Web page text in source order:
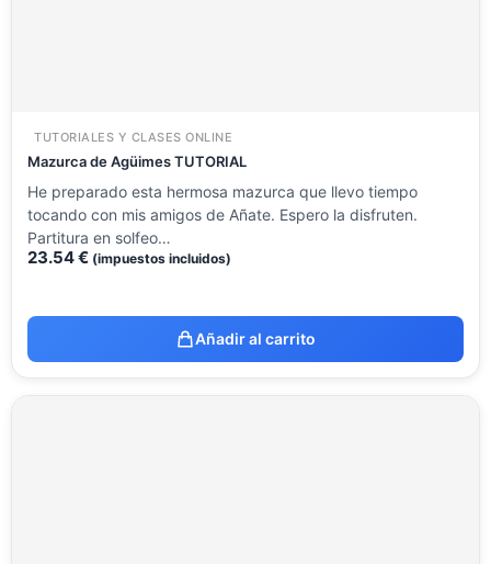
TUTORIALES Y CLASES ONLINE
Mazurca de Agüimes TUTORIAL
He preparado esta hermosa mazurca que llevo tiempo
tocando con mis amigos de Añate. Espero la disfruten.
Partitura en solfeo…
23.54€ (impuestos incluidos)
Añadir al carrito